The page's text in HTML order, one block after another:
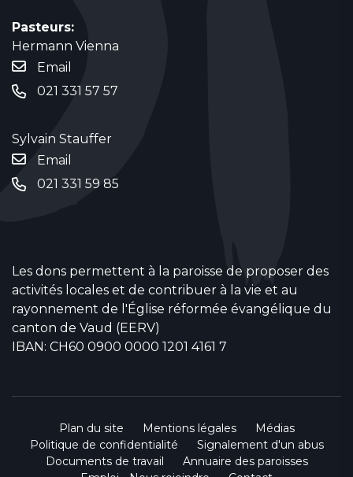
Pasteurs:
Hermann Vienna
Email
021 331 57 57
Sylvain Stauffer
Email
021 331 59 85
Les dons permettent à la paroisse de proposer des
activités locales et de contribuer à la vie et au
rayonnement de l'Église réformée évangélique du
canton de Vaud (EERV)
IBAN: CH60 0900 0000 1201 4161 7
Plan du site Mentions légales
Médias
Politique de confidentialité
Signalement d'un abus
Documents de travail
Annuaire des paroisses